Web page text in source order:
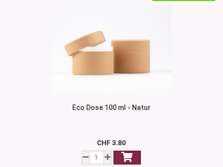
Eco Dose 100 ml - Natur
CHF 3.80